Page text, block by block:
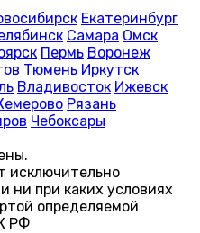
Екатеринбург
Самара Омск
Пермь Воронеж
Тюмень Иркутск
Владивосток Ижевск
Рязань
Чебоксары
исключительно
ни при каких условиях
определяемой
РФ